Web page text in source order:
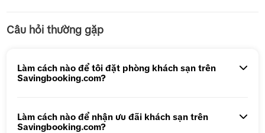
Tour 5N4Đ Hà Nội – Bali – Hà Nội
Tour 1 Ngày Động Phong Nha
Câu hỏi thường gặp
Làm cách nào để tôi đặt phòng khách sạn trên
Savingbooking.com?
Làm cách nào để nhận ưu đãi khách sạn trên
Savingbooking.com?